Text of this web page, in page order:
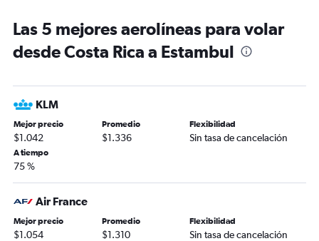
Las 5 mejores aerolíneas para volar
desde Costa Rica a Estambul
KLM
Mejor precio
$1.042
Promedio
$1.336
Flexibilidad
Sin tasa de cancelación
A tiempo
75 %
Air France
Mejor precio
$1.054
Promedio
$1.310
Flexibilidad
Sin tasa de cancelación